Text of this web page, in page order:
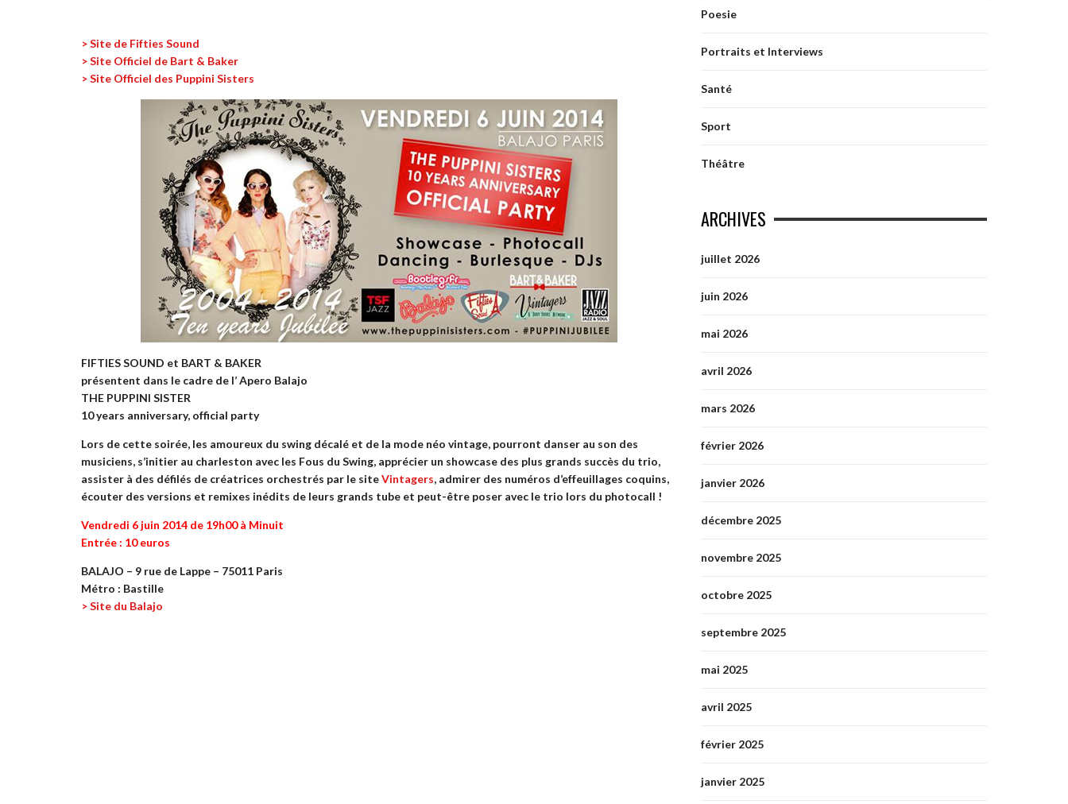
> Site de Fifties Sound
> Site Officiel de Bart & Baker
> Site Officiel des Puppini Sisters
FIFTIES SOUND et BART & BAKER
présentent dans le cadre de l’ Apero Balajo
THE PUPPINI SISTER
10 years anniversary, official party
Lors de cette soirée, les amoureux du swing décalé et de la mode néo vintage, pourront danser au son des
musiciens, s’initier au charleston avec les Fous du Swing, apprécier un showcase des plus grands succès du trio,
assister à des défilés de créatrices orchestrés par le siteVintagers, admirer des numéros d’effeuillages coquins,
écouter des versions et remixes inédits de leurs grands tube et peut-être poser avec le trio lors du photocall !
Vendredi 6 juin 2014 de 19h00 à Minuit
Entrée : 10 euros
BALAJO – 9 rue de Lappe – 75011 Paris
Métro : Bastille
> Site du Balajo
Poesie
Portraits et Interviews
Santé
Sport
Théâtre
ARCHIVES
juillet 2026
juin 2026
mai 2026
avril 2026
mars 2026
février 2026
janvier 2026
décembre 2025
novembre 2025
octobre 2025
septembre 2025
mai 2025
avril 2025
février 2025
janvier 2025